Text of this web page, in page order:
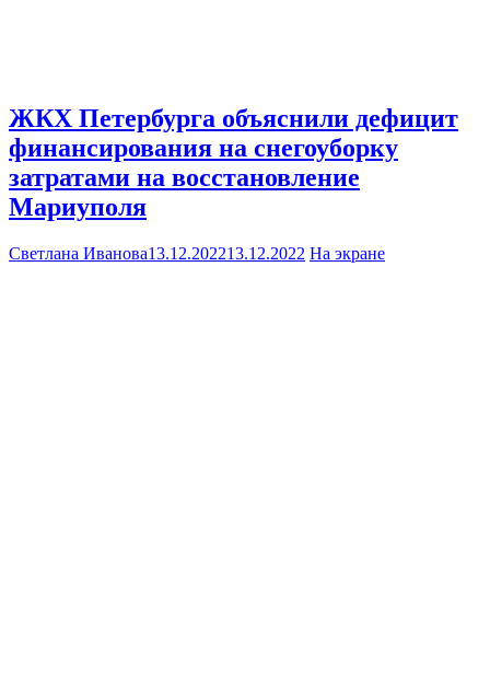
ЖКХ Петербурга объяснили дефицит
финансирования на снегоуборку
затратами на восстановление
Мариуполя
Светлана Иванова13.12.202213.12.2022 На экране